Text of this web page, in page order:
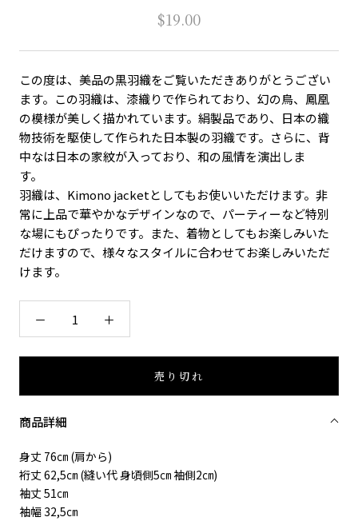
$19.00
この度は、美品の黒羽織をご覧いただきありがとうござい
ます。この羽織は、漆織りで作られており、幻の鳥、鳳凰
の模様が美しく描かれています。絹製品であり、日本の織
物技術を駆使して作られた日本製の羽織です。さらに、背
中なは日本の家紋が入っており、和の風情を演出しま
す。
羽織は、Kimono jacketとしてもお使いいただけます。非
常に上品で華やかなデザインなので、パーティーなど特別
な場にもぴったりです。また、着物としてもお楽しみいた
だけますので、様々なスタイルに合わせてお楽しみいただ
けます。
売り切れ
商品詳細
身丈 76㎝ (肩から)
裄丈 62,5㎝ (縫い代 身頃側5㎝ 袖側2㎝)
袖丈 51㎝
袖幅 32,5㎝